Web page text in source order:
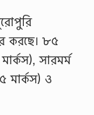
করছে। ৮৫
সারমর্ম
মার্কস) ও